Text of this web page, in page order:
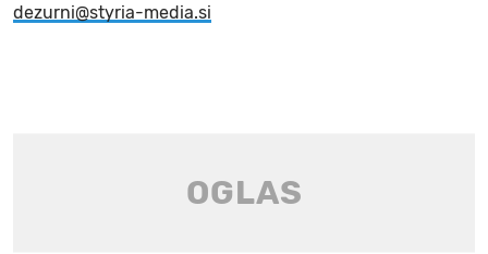
dezurni@styria-media.si